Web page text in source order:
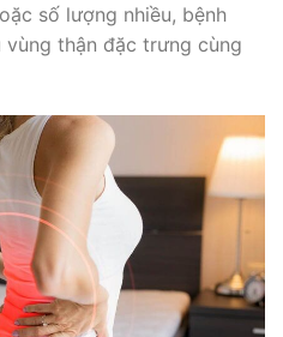
số lượng nhiều, bệnh
vùng thận đặc trưng cùng